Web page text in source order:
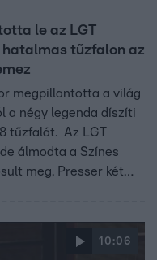
le az LGT
tűzfalon az
megpillantotta a világ
a négy legenda díszíti
tűzfalát. Az LGT
álmodta a Színes
meg. Presser két
Gábor és az
György lehetett ott
10:06